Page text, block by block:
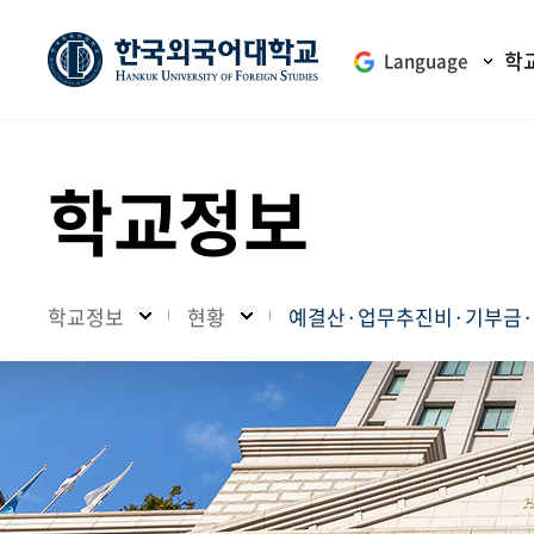
Language 학
학교정보
학교정보 현황 예결산·업무추진비·기부금